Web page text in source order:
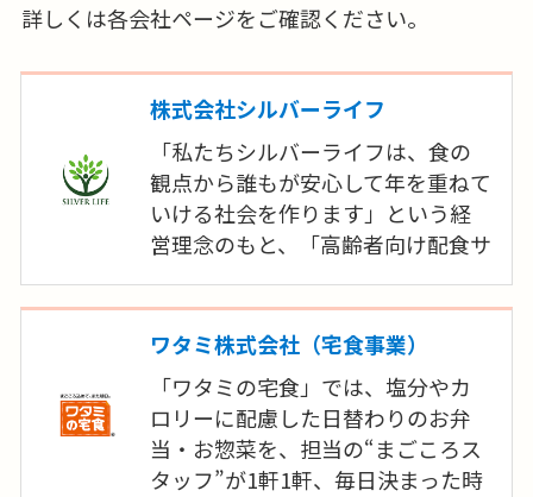
詳しくは各会社ページをご確認ください。
株式会社シルバーライフ
「私たちシルバーライフは、食の
観点から誰もが安心して年を重ねて
いける社会を作ります」という経
営理念のもと、「高齢者向け配食サ
供事業」といった事業を展開してま
いりました。今後も、全国のお客様
尽くしてまいります。
ワタミ株式会社（宅食事業）
「ワタミの宅食」では、塩分やカ
ロリーに配慮した日替わりのお弁
当・お惣菜を、担当の“まごころス
タッフ”が1軒1軒、毎日決まった時